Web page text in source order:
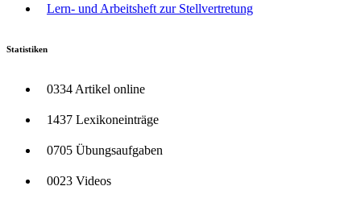
Lern- und Arbeitsheft zur Stellvertretung
Statistiken
0334 Artikel online
1437 Lexikoneinträge
0705 Übungsaufgaben
0023 Videos